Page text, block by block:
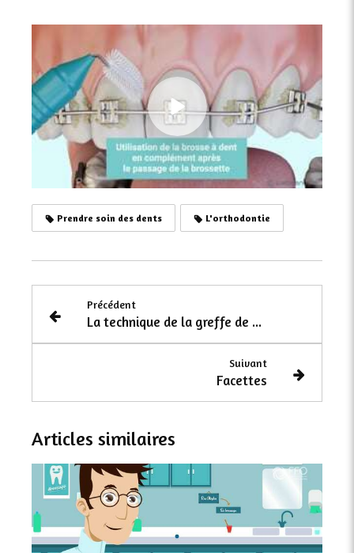
Prendre soin des dents L'orthodontie
Précédent
La technique de la greffe de gencive
Suivant
Facettes
Articles similaires